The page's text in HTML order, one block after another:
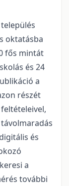
oktatásba
fős mintát
és 24
a
részét
és
a
további